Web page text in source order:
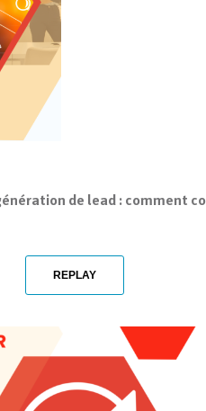
de lead : comment
REPLAY